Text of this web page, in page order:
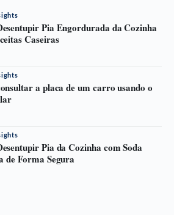
Pia Engordurada da Cozinha
Caseiras
a placa de um carro usando o
Pia da Cozinha com Soda
de Forma Segura